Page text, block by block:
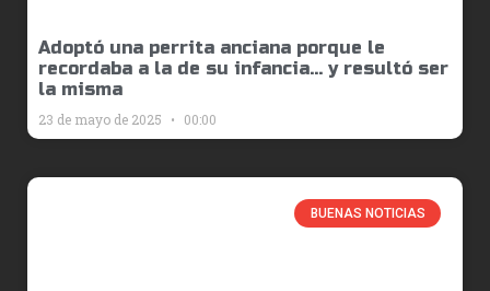
Adoptó una perrita anciana porque le
recordaba a la de su infancia… y resultó ser
la misma
23 de mayo de 2025 00:00
BUENAS NOTICIAS